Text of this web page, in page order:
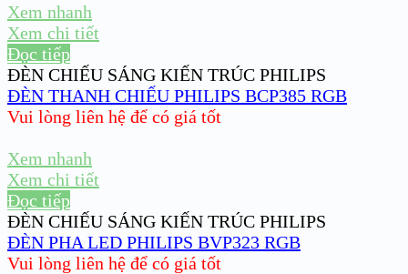
Xem nhanh
Xem chi tiết
Đọc tiếp
ĐÈN CHIẾU SÁNG KIẾN TRÚC PHILIPS
ĐÈN THANH CHIẾU PHILIPS BCP385 RGB
Vui lòng liên hệ để có giá tốt
Xem nhanh
Xem chi tiết
Đọc tiếp
ĐÈN CHIẾU SÁNG KIẾN TRÚC PHILIPS
ĐÈN PHA LED PHILIPS BVP323 RGB
Vui lòng liên hệ để có giá tốt